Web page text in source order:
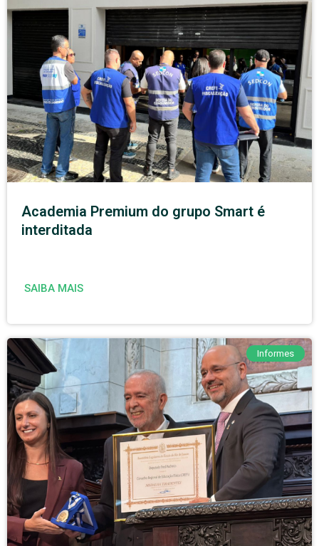
Academia Premium do grupo Smart é
interditada
SAIBA MAIS
Informes